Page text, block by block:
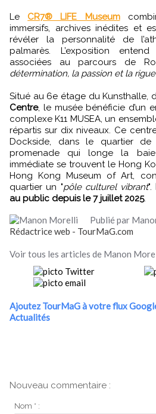
Le CR7® LIFE Museum
immersifs, archives inédites et
révéler la personnalité de
palmarès. L’exposition
associées au parcours de
détermination, la passion et la
Situé au 6e étage du Kunsthalle,
Centre, le musée bénéficie d’un
complexe K11 MUSEA, un
répartis sur dix niveaux. Ce
Dockside, dans le quartier de
promenade qui longe la
immédiate se trouvent le Hong
Hong Kong Museum of Art,
quartier un "pôle culturel vibrant".
au public depuis le 7 juillet 2025.
Publié par
Rédactrice web - TourMaG.com
Voir tous les articles de Manon
Ajoutez TourMaG à votre flux
Actualités
Nouveau commentaire :
Nom * :